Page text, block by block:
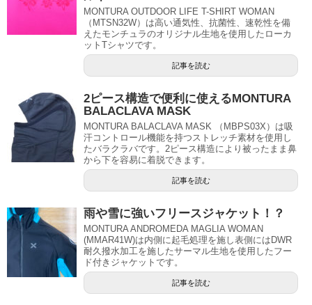
MONTURA OUTDOOR LIFE T-SHIRT WOMAN
（MTSN32W）は高い通気性、抗菌性、速乾性を備
えたモンチュラのオリジナル生地を使用したローカ
ットTシャツです。
記事を読む
2ピース構造で便利に使えるMONTURA
BALACLAVA MASK
MONTURA BALACLAVA MASK （MBPS03X）は吸
汗コントロール機能を持つストレッチ素材を使用し
たバラクラバです。2ピース構造により被ったまま鼻
から下を容易に着脱できます。
記事を読む
雨や雪に強いフリースジャケット！？
MONTURA ANDROMEDA MAGLIA WOMAN
(MMAR41W)は内側に起毛処理を施し表側にはDWR
耐久撥水加工を施したサーマル生地を使用したフー
ド付きジャケットです。
記事を読む